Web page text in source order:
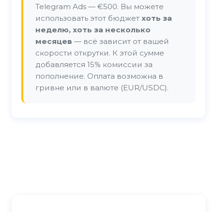
Telegram Ads — €500. Вы можете
использовать этот бюджет хоть за
неделю, хоть за несколько
месяцев — всё зависит от вашей
скорости открутки. К этой сумме
добавляется 15% комиссии за
пополнение. Оплата возможна в
гривне или в валюте (EUR/USDC).